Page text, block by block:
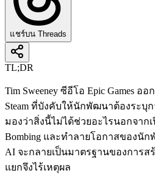
แชร์บน Threads
TL;DR
Tim Sweeney ซีอีโอ Epic Games
Steam ที่บังคับให้นักพัฒนาต้องระบุ
มองว่าสิ่งนี้ไม่ได้ช่วยอะไรนอกจากเ
Bombing และทำลายโอกาสของนั
AI จะกลายเป็นมาตรฐานของการส
แยกจึงไร้เหตุผล